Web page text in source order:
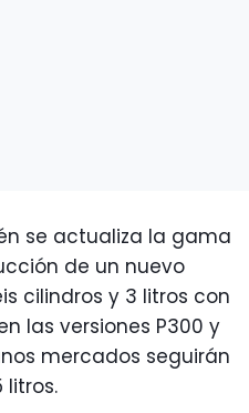
se actualiza la gama
de un nuevo
cilindros y 3 litros con
las versiones P300 y
mercados seguirán
litros.